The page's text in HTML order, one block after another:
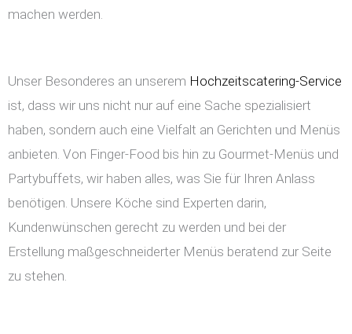
machen werden.
Unser Besonderes an unserem Hochzeitscatering-Service
ist, dass wir uns nicht nur auf eine Sache spezialisiert
haben, sondern auch eine Vielfalt an Gerichten und Menüs
anbieten. Von Finger-Food bis hin zu Gourmet-Menüs und
Partybuffets, wir haben alles, was Sie für Ihren Anlass
benötigen. Unsere Köche sind Experten darin,
Kundenwünschen gerecht zu werden und bei der
Erstellung maßgeschneiderter Menüs beratend zur Seite
zu stehen.